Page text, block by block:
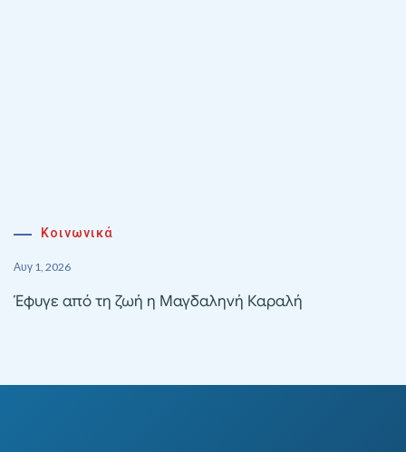
Κοινωνικά
Αυγ 1, 2026
Έφυγε από τη ζωή η Μαγδαληνή Καραλή